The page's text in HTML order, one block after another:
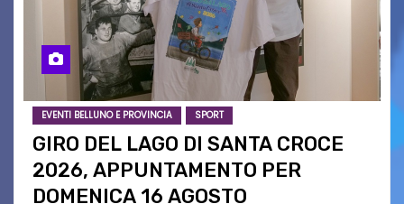
EVENTI BELLUNO E PROVINCIA SPORT
GIRO DEL LAGO DI SANTA CROCE
2026, APPUNTAMENTO PER
DOMENICA 16 AGOSTO